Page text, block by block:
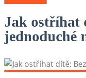
Jak ostříhat
jednoduché